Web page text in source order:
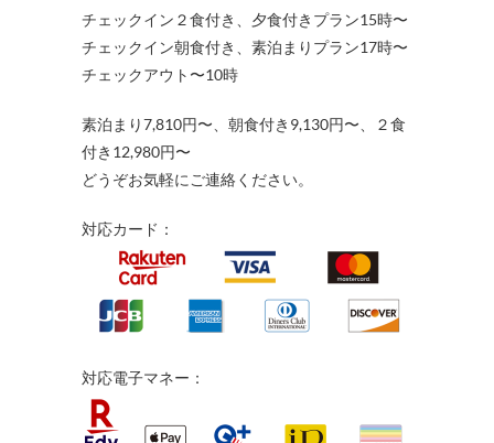
チェックイン２食付き、夕食付きプラン15時〜
チェックイン朝食付き、素泊まりプラン17時〜
チェックアウト〜10時
素泊まり7,810円〜、朝食付き9,130円〜、２食
付き12,980円〜
どうぞお気軽にご連絡ください。
対応カード：
対応電子マネー：